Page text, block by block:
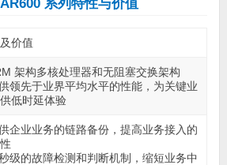
系列特性与价值
价值
架构多核处理器和无阻塞交换架构
领先于业界平均水平的性能，为关键业
低时延体验
企业业务的链路备份，提高业务接入的
级的故障检测和判断机制，缩短业务中